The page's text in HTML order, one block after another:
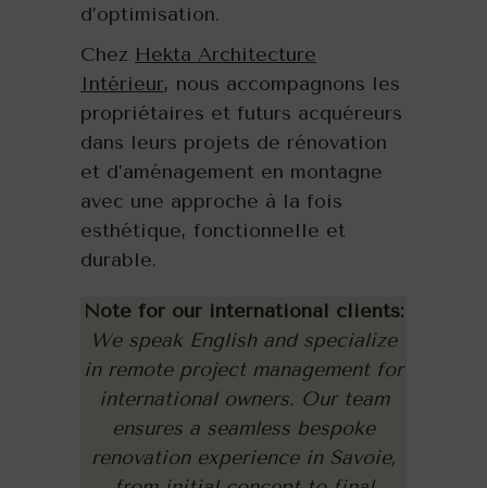
d’optimisation.
Chez Hekta Architecture
Intérieur, nous accompagnons les
propriétaires et futurs acquéreurs
dans leurs projets de rénovation
et d’aménagement en montagne
avec une approche à la fois
esthétique, fonctionnelle et
durable.
Note for our international clients:
We speak English and specialize
in remote project management for
international owners. Our team
ensures a seamless bespoke
renovation experience in Savoie,